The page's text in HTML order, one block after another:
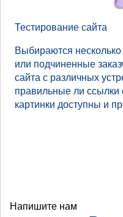
Тестирование сайта
Выбираются
или подчиненные
сайта с различных
правильные ли ссылки
картинки доступны и
Напишите нам